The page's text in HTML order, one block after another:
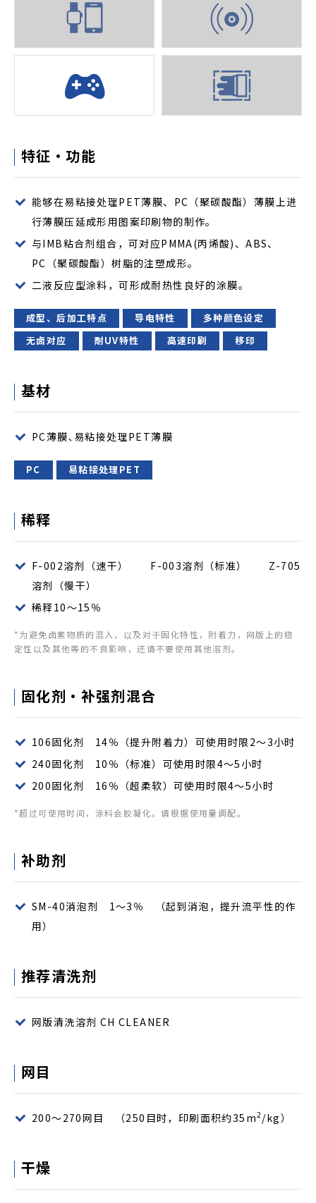
特征・功能
能够在易粘接处理PET薄膜、PC（聚碳酸酯）薄膜上进
行薄膜压延成形用图案印刷物的制作。
与IMB粘合剂组合，可对应PMMA(丙烯酸)、ABS、
PC（聚碳酸酯）树脂的注塑成形。
二液反应型涂料，可形成耐热性良好的涂膜。
成型、后加工特点 导电特性
多种颜色设定
无卤对应
耐UV特性 高速印刷 移印
基材
PC薄膜､易粘接处理PET薄膜
PC 易粘接处理PET
稀释
F-002溶剂（速干） F-003溶剂（标准） Z-705
溶剂（慢干）
稀释10～15％
*为避免卤素物质的混入，以及对于固化特性，附着力，网版上的稳
定性以及其他等的不良影响，还请不要使用其他溶剂。
固化剂・补强剂混合
106固化剂 14％（提升附着力）可使用时限2～3小时
240固化剂 10％（标准）可使用时限4～5小时
200固化剂 16％（超柔软）可使用时限4～5小时
*超过可使用时间，涂料会胶凝化。请根据使用量调配。
补助剂
SM-40消泡剂 1～3％ （起到消泡，提升流平性的作
用）
推荐清洗剂
网版清洗溶剂 CH CLEANER
网目
200～270网目 （250目时，印刷面积约35m2/kg）
干燥